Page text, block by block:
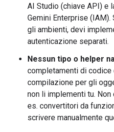
AI Studio (chiave API) e
Gemini Enterprise
gli ambienti, devi
autenticazione separati.
Nessun tipo o helper
completamenti di
compilazione per gli
non li implementi tu.
es. convertitori da
scrivere manualmente